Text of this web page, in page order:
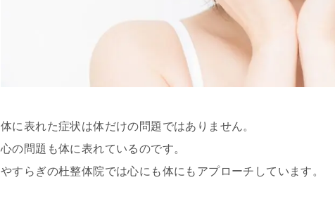
体に表れた症状は体だけの問題ではありません。
心の問題も体に表れているのです。
やすらぎの杜整体院では心にも体にもアプローチしています。